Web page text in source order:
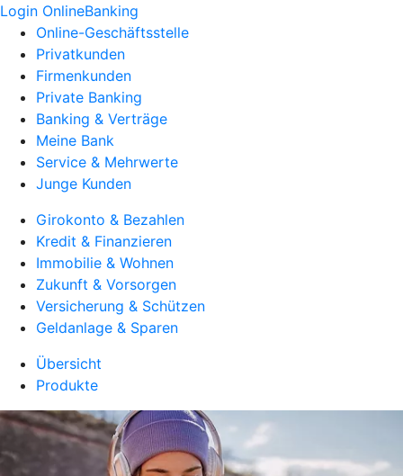
Login OnlineBanking
Online-Geschäftsstelle
Privatkunden
Firmenkunden
Private Banking
Banking & Verträge
Meine Bank
Service & Mehrwerte
Junge Kunden
Girokonto & Bezahlen
Kredit & Finanzieren
Immobilie & Wohnen
Zukunft & Vorsorgen
Versicherung & Schützen
Geldanlage & Sparen
Übersicht
Produkte